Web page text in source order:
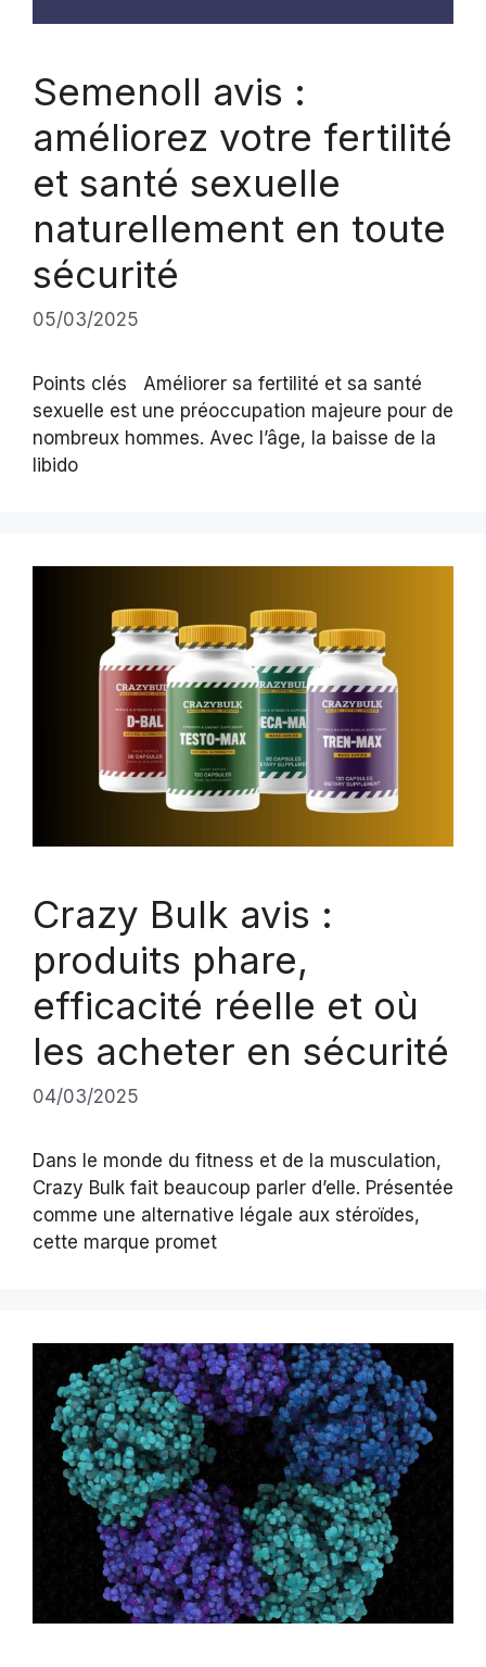
Semenoll avis :
améliorez votre fertilité
et santé sexuelle
naturellement en toute
sécurité
05/03/2025
Points clés Améliorer sa fertilité et sa santé
sexuelle est une préoccupation majeure pour de
nombreux hommes. Avec l’âge, la baisse de la
libido
Crazy Bulk avis :
produits phare,
efficacité réelle et où
les acheter en sécurité
04/03/2025
Dans le monde du fitness et de la musculation,
Crazy Bulk fait beaucoup parler d’elle. Présentée
comme une alternative légale aux stéroïdes,
cette marque promet